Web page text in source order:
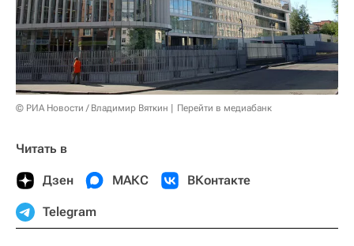
© РИА Новости / Владимир Вяткин Перейти в медиабанк
Читать в
Дзен МАКС ВКонтакте
Telegram